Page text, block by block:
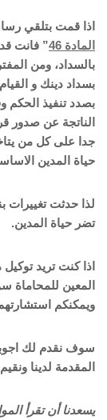
اذا قمت بتلقي
المادة 46
” فانت
بالسداد، ومن
بسداد دينك و
بصدد تنفيذ الحكم
جدا على كل من
حياة المدين
تضر حياة المدين.
اذا كنت تريد
المعين للمحاماة
ويمكنكم
سوف نقدم لك
المقدمة لدينا
يسعدنا أن تقرأ